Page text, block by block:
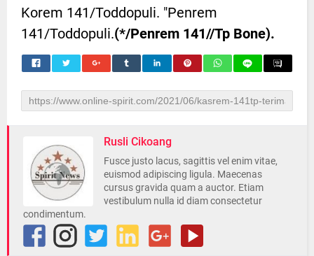
Korem 141/Toddopuli. "Penrem
141/Toddopuli.(*/Penrem 141//Tp Bone).
Rusli Cikoang
Fusce justo lacus, sagittis vel enim vitae,
euismod adipiscing ligula. Maecenas
cursus gravida quam a auctor. Etiam
vestibulum nulla id diam consectetur
condimentum.